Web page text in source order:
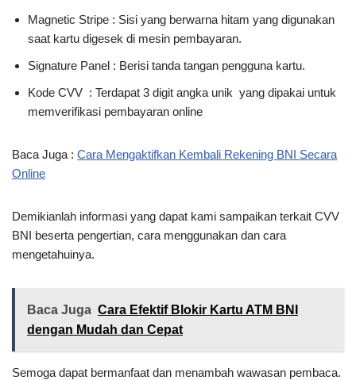
Magnetic Stripe : Sisi yang berwarna hitam yang digunakan
saat kartu digesek di mesin pembayaran.
Signature Panel : Berisi tanda tangan pengguna kartu.
Kode CVV : Terdapat 3 digit angka unik yang dipakai untuk
memverifikasi pembayaran online
Baca Juga : Cara Mengaktifkan Kembali Rekening BNI Secara
Online
Demikianlah informasi yang dapat kami sampaikan terkait CVV
BNI beserta pengertian, cara menggunakan dan cara
mengetahuinya.
Baca Juga Cara Efektif Blokir Kartu ATM BNI
dengan Mudah dan Cepat
Semoga dapat bermanfaat dan menambah wawasan pembaca.